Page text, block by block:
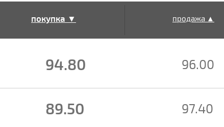
покупка ▼ продажа ▲
94.80 96.00
89.50 97.40